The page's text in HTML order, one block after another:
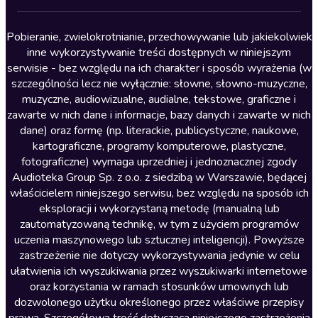
Lektury szkolne
Literatura anglojęzyczna
Literatura faktu
Literatura obyczajowa
Literatura piękna obca
Literatura piękna polska
Nagrania relaksacyjne
Nauka języków
Nauki humanistyczne
Podcasty i audycje
Polityka
Prasa
Religia
Pobieranie, zwielokrotnianie, przechowywanie lub jakiekolwiek
inne wykorzystywanie treści dostępnych w niniejszym
serwisie - bez względu na ich charakter i sposób wyrażenia (w
szczególności lecz nie wyłącznie: słowne, słowno-muzyczne,
muzyczne, audiowizualne, audialne, tekstowe, graficzne i
zawarte w nich dane i informacje, bazy danych i zawarte w nich
dane) oraz formę (np. literackie, publicystyczne, naukowe,
kartograficzne, programy komputerowe, plastyczne,
fotograficzne) wymaga uprzedniej i jednoznacznej zgody
Audioteka Group Sp. z o.o. z siedzibą w Warszawie, będącej
właścicielem niniejszego serwisu, bez względu na sposób ich
eksploracji i wykorzystaną metodę (manualną lub
zautomatyzowaną technikę, w tym z użyciem programów
uczenia maszynowego lub sztucznej inteligencji). Powyższe
zastrzeżenie nie dotyczy wykorzystywania jedynie w celu
ułatwienia ich wyszukiwania przez wyszukiwarki internetowe
oraz korzystania w ramach stosunków umownych lub
dozwolonego użytku określonego przez właściwe przepisy